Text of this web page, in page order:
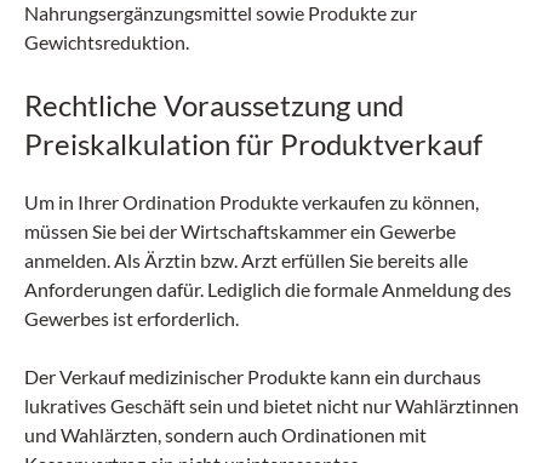
Nahrungsergänzungsmittel sowie Produkte zur
Gewichtsreduktion.
Rechtliche Voraussetzung und
Preiskalkulation für Produktverkauf
Um in Ihrer Ordination Produkte verkaufen zu können,
müssen Sie bei der Wirtschaftskammer ein Gewerbe
anmelden. Als Ärztin bzw. Arzt erfüllen Sie bereits alle
Anforderungen dafür. Lediglich die formale Anmeldung des
Gewerbes ist erforderlich.
Der Verkauf medizinischer Produkte kann ein durchaus
lukratives Geschäft sein und bietet nicht nur Wahlärztinnen
und Wahlärzten, sondern auch Ordinationen mit